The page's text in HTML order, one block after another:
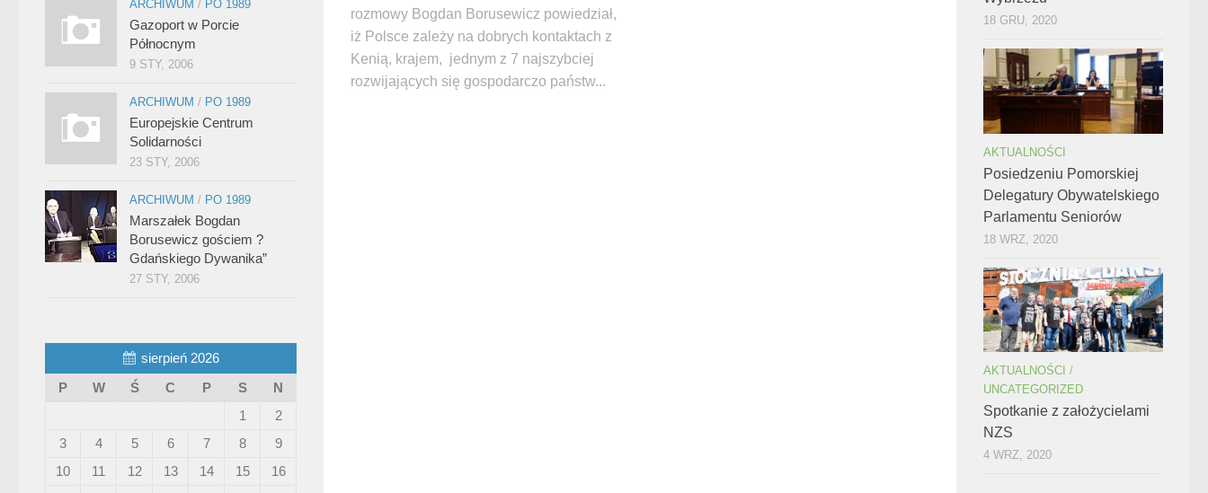
rozmowy Bogdan Borusewicz powiedział,
iż Polsce zależy na dobrych kontaktach z
Kenią, krajem, jednym z 7 najszybciej
rozwijających się gospodarczo państw...
ARCHIWUM / PO 1989
Gazoport w Porcie
Północnym
9 STY, 2006
ARCHIWUM / PO 1989
Europejskie Centrum
Solidarności
23 STY, 2006
ARCHIWUM / PO 1989
Marszałek Bogdan
Borusewicz gościem ?
Gdańskiego Dywanika”
27 STY, 2006
sierpień 2026
P
W Ś C P S
N
1
2
3
4 5 6 7 8
9
10
11 12 13 14 15
16
18 GRU, 2020
AKTUALNOŚCI
Posiedzeniu Pomorskiej
Delegatury Obywatelskiego
Parlamentu Seniorów
18 WRZ, 2020
AKTUALNOŚCI /
UNCATEGORIZED
Spotkanie z założycielami
NZS
4 WRZ, 2020